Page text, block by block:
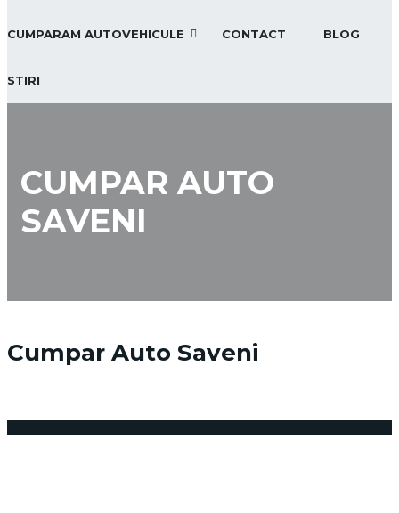
CUMPARAM AUTOVEHICULE CONTACT BLOG
STIRI
CUMPAR AUTO
SAVENI
Cumpar Auto Saveni